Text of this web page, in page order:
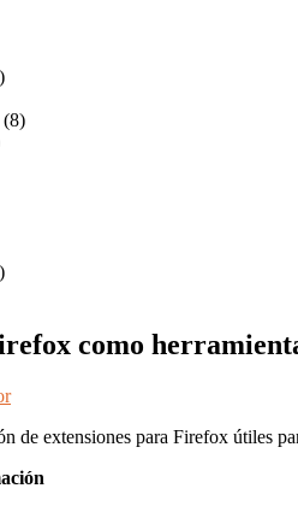
(8)
como
de extensiones para Firefox útiles